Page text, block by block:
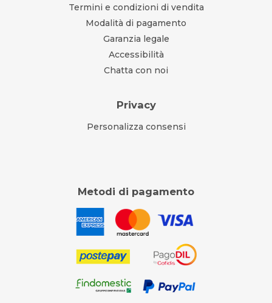
Termini e condizioni di vendita
Modalità di pagamento
Garanzia legale
Accessibilità
Chatta con noi
Privacy
Personalizza consensi
Metodi di pagamento